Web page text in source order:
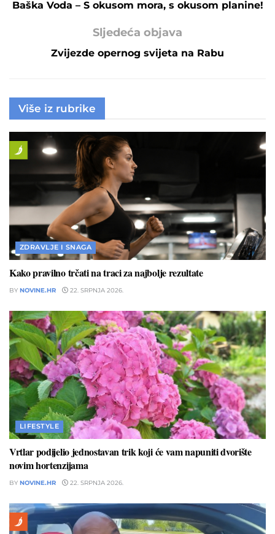
Baška Voda – S okusom mora, s okusom planine!
Sljedeća objava
Zvijezde opernog svijeta na Rabu
Više iz rubrike
ZDRAVLJE I SNAGA
Kako pravilno trčati na traci za najbolje rezultate
BY NOVINE.HR 22. SRPNJA 2026.
LIFESTYLE
Vrtlar podijelio jednostavan trik koji će vam napuniti dvorište
novim hortenzijama
BY NOVINE.HR 22. SRPNJA 2026.